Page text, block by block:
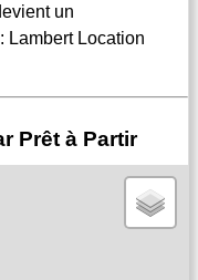
un
Lambert Location
Prêt à Partir